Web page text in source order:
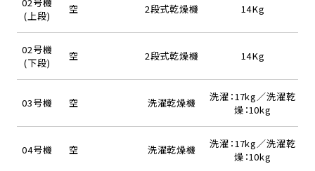
02号機
(上段)
空 2段式乾燥機 14Kg
02号機
(下段)
空 2段式乾燥機 14Kg
03号機 空 洗濯乾燥機
洗濯：17kg／洗濯乾
燥：10kg
04号機 空 洗濯乾燥機
洗濯：17kg／洗濯乾
燥：10kg